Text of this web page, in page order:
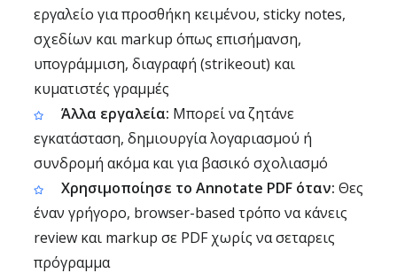
εργαλείο για προσθήκη κειμένου, sticky notes,
σχεδίων και markup όπως επισήμανση,
υπογράμμιση, διαγραφή (strikeout) και
κυματιστές γραμμές
Άλλα εργαλεία: Μπορεί να ζητάνε
εγκατάσταση, δημιουργία λογαριασμού ή
συνδρομή ακόμα και για βασικό σχολιασμό
Χρησιμοποίησε το Annotate PDF όταν: Θες
έναν γρήγορο, browser-based τρόπο να κάνεις
review και markup σε PDF χωρίς να σεταρεις
πρόγραμμα